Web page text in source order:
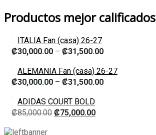
Productos mejor calificados
ITALIA Fan (casa) 26-27
₡30,000.00 – ₡31,500.00
ALEMANIA Fan (casa) 26-27
₡30,000.00 – ₡31,500.00
ADIDAS COURT BOLD
₡85,000.00 ₡75,000.00